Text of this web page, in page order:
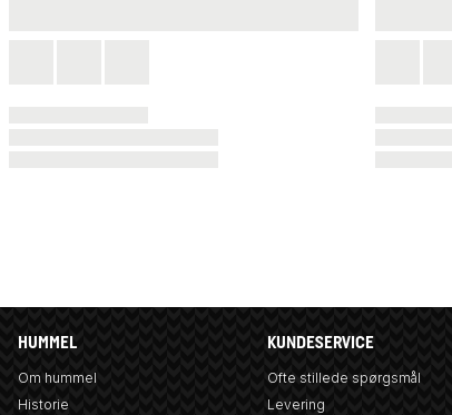
HUMMEL
Om hummel
Historie
KUNDESERVICE
Ofte stillede spørgsmål
Levering